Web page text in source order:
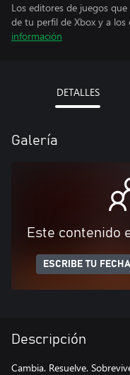
Los editores de juegos
de tu perfil de Xbox y a los
información
DETALLES
Galería
Este contenido
ESCRIBE TU
Descripción
Cambia. Resuelve.